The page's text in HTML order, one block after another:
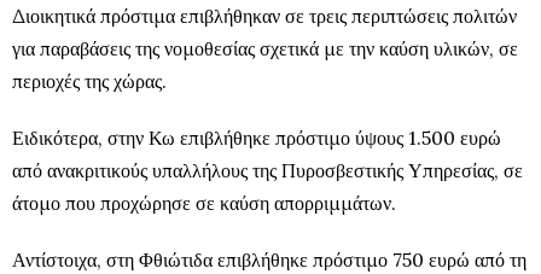
Διοικητικά πρόστιμα επιβλήθηκαν σε τρεις περιπτώσεις πολιτών
για παραβάσεις της νομοθεσίας σχετικά με την καύση υλικών, σε
περιοχές της χώρας.
Ειδικότερα, στην Κω επιβλήθηκε πρόστιμο ύψους 1.500 ευρώ
από ανακριτικούς υπαλλήλους της Πυροσβεστικής Υπηρεσίας, σε
άτομο που προχώρησε σε καύση απορριμμάτων.
Αντίστοιχα, στη Φθιώτιδα επιβλήθηκε πρόστιμο 750 ευρώ από τη